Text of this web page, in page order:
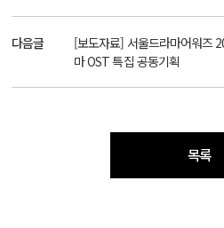
다음글
[보도자료] 서울드라마어워즈
마 OST 특집 공동기획
목록